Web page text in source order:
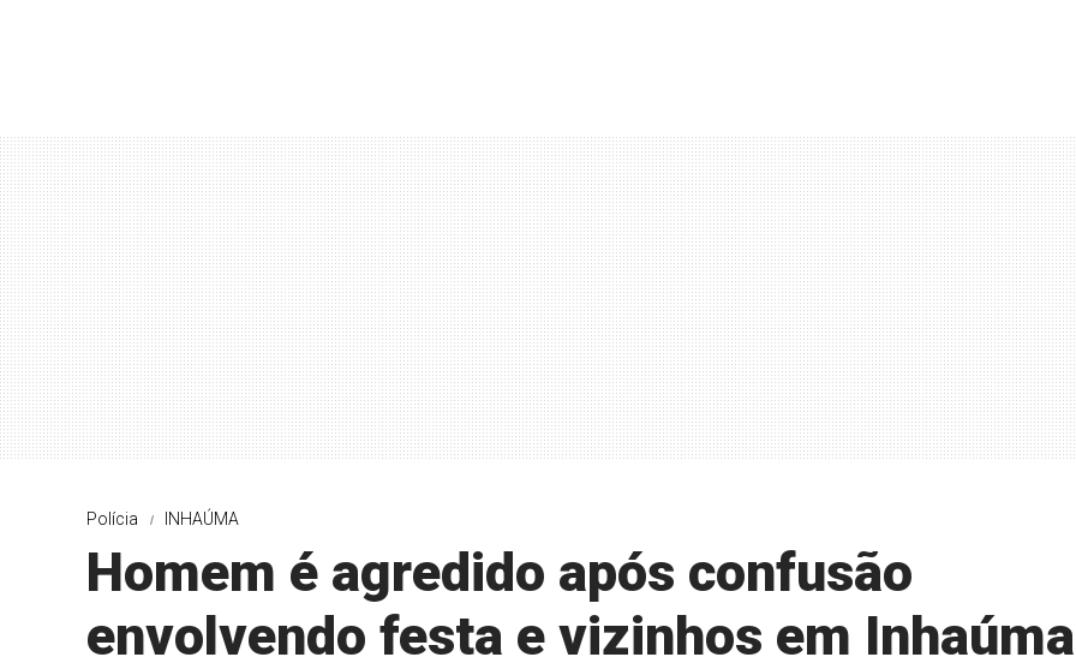
Polícia INHAÚMA
Homem é agredido após confusão
envolvendo festa e vizinhos em Inhaúma